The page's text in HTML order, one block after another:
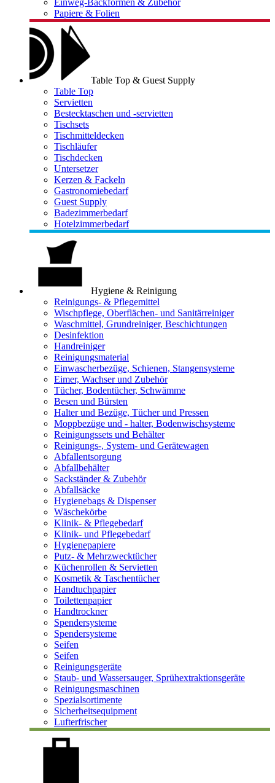
Einweg-Backformen & Zubehör
Papiere & Folien
Table Top & Guest Supply
Table Top
Servietten
Bestecktaschen und -servietten
Tischsets
Tischmitteldecken
Tischläufer
Tischdecken
Untersetzer
Kerzen & Fackeln
Gastronomiebedarf
Guest Supply
Badezimmerbedarf
Hotelzimmerbedarf
Hygiene & Reinigung
Reinigungs- & Pflegemittel
Wischpflege, Oberflächen- und Sanitärreiniger
Waschmittel, Grundreiniger, Beschichtungen
Desinfektion
Handreiniger
Reinigungsmaterial
Einwascherbezüge, Schienen, Stangensysteme
Eimer, Wachser und Zubehör
Tücher, Bodentücher, Schwämme
Besen und Bürsten
Halter und Bezüge, Tücher und Pressen
Moppbezüge und - halter, Bodenwischsysteme
Reinigungssets und Behälter
Reinigungs-, System- und Gerätewagen
Abfallentsorgung
Abfallbehälter
Sackständer & Zubehör
Abfallsäcke
Hygienebags & Dispenser
Wäschekörbe
Klinik- & Pflegebedarf
Klinik- und Pflegebedarf
Hygienepapiere
Putz- & Mehrzwecktücher
Küchenrollen & Servietten
Kosmetik & Taschentücher
Handtuchpapier
Toilettenpapier
Handtrockner
Spendersysteme
Spendersysteme
Seifen
Seifen
Reinigungsgeräte
Staub- und Wassersauger, Sprühextraktionsgeräte
Reinigungsmaschinen
Spezialsortimente
Sicherheitsequipment
Lufterfrischer